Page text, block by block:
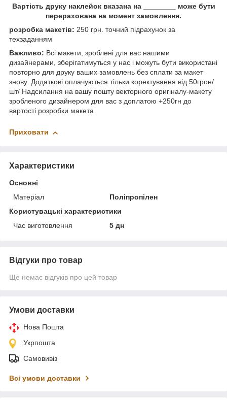
Вартість друку наклейок вказана на ________ може бути
перерахована на момент замовлення.
розробка макетів: 250 грн. точний підрахунок за
техзаданням
Важливо: Всі макети, зроблені для вас нашими
дизайнерами, зберігатимуться у нас і можуть бути використані
повторно для друку ваших замовлень без сплати за макет
знову. Додаткові оплачуються тільки коректування від 50грон/
шт/ Надсилання на вашу пошту векторного оригіналу-макету
зробленого дизайнером для вас з доплатою +250гн до
вартості розробки макета
Приховати
Характеристики
Основні
Матеріал
Поліпропілен
Користувацькі характеристики
Час виготовлення
5 дн
Відгуки про товар
Ще немає відгуків про цей товар
Умови доставки
Нова Пошта
Укрпошта
Самовивіз
Всі умови доставки